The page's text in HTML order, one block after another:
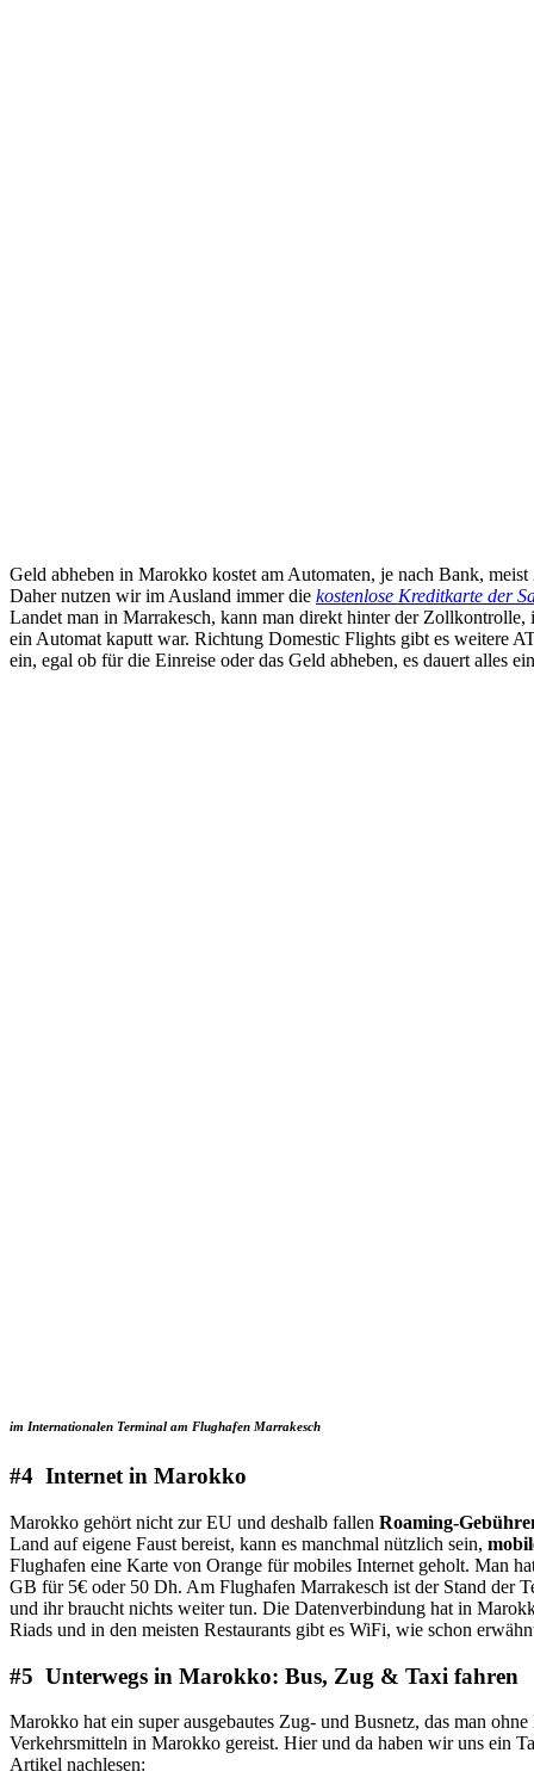
Geld abheben in Marokko kostet am Automaten, je nach Bank,
Daher nutzen wir im Ausland immer die kostenlose Kreditkarte der
Landet man in Marrakesch, kann man direkt hinter der
ein Automat kaputt war. Richtung Domestic Flights gibt es weitere
ein, egal ob für die Einreise oder das Geld abheben, es dauert alles
im Internationalen Terminal am Flughafen Marrakesch
#4 Internet in Marokko
Marokko gehört nicht zur EU und deshalb fallen Roaming-
Land auf eigene Faust bereist, kann es manchmal nützlich sein,
Flughafen eine Karte von Orange für mobiles Internet geholt. Man
GB für 5€ oder 50 Dh. Am Flughafen Marrakesch ist der Stand der
und ihr braucht nichts weiter tun. Die Datenverbindung hat in
Riads und in den meisten Restaurants gibt es WiFi, wie schon
#5 Unterwegs in Marokko: Bus, Zug & Taxi fahren
Marokko hat ein super ausgebautes Zug- und Busnetz, das man
Verkehrsmitteln in Marokko gereist. Hier und da haben wir uns ein
Artikel nachlesen: